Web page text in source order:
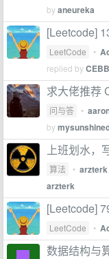
byaneureka
[Leetcode]
LeetCode •
replied by
求大佬推荐
问与答 •
by
上班划水，
算法 • arzterk
arzterk
[Leetcode]
LeetCode •
数据结构与